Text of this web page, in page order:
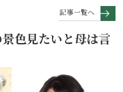
記事一覧へ
色見たいと母は言